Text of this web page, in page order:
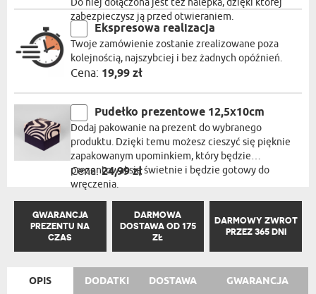
Do niej dołączona jest też nalepka, dzięki której
zabezpieczysz ją przed otwieraniem.
Ekspresowa realizacja
Twoje zamówienie zostanie zrealizowane poza
kolejnością, najszybciej i bez żadnych opóźnień.
Cena: 19,99 zł
Pudełko prezentowe 12,5x10cm
Dodaj pakowanie na prezent do wybranego
produktu. Dzięki temu możesz cieszyć się pięknie
zapakowanym upominkiem, który będzie
prezentował się świetnie i będzie gotowy do
wręczenia.
Cena:24,99 zł
GWARANCJA
PREZENTU NA
CZAS
DARMOWA
DOSTAWA OD 175
ZŁ
DARMOWY ZWROT
PRZEZ 365 DNI
OPIS DODATKI DOSTAWA GWARANCJA